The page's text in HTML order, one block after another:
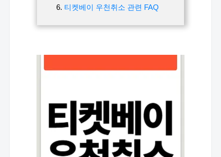
티켓베이 우천취소 관련 FAQ